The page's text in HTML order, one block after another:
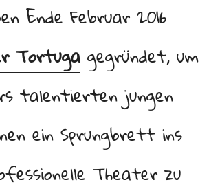
Ende Februar 2016
Tortuga gegründet, um
talentierten jungen
ein Sprungbrett ins
Theater zu